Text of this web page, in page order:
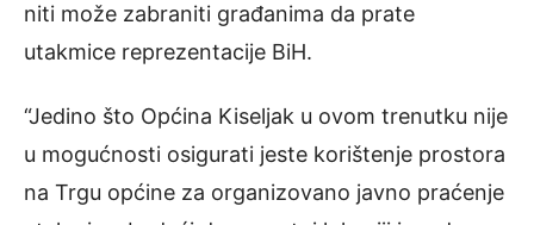
niti može zabraniti građanima da prate
utakmice reprezentacije BiH.
“Jedino što Općina Kiseljak u ovom trenutku nije
u mogućnosti osigurati jeste korištenje prostora
na Trgu općine za organizovano javno praćenje